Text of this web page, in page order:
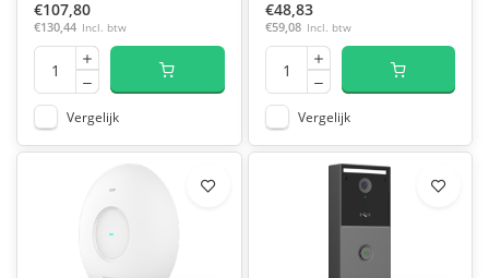
€107,80
€130,44 Incl. btw
Vergelijk
€48,83
€59,08 Incl. btw
Vergelijk